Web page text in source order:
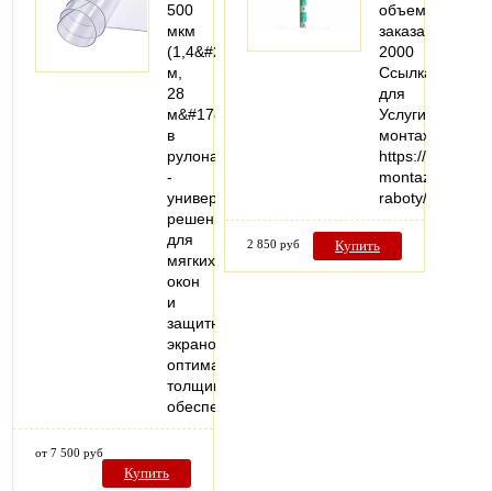
500
мкм
(1,4&#215;20
м,
28
м&#178;)
в
рулонах
-
универсальное
решение
для
мягких
окон
и
защитных
экранов:
оптимальная
толщина
обеспечивает…
от 7 500 руб
Купить
объем
заказа:
2000
Ссылка
для
Услуги
монтажа:
https://
montazhnye-
raboty/
2 850 руб Купить